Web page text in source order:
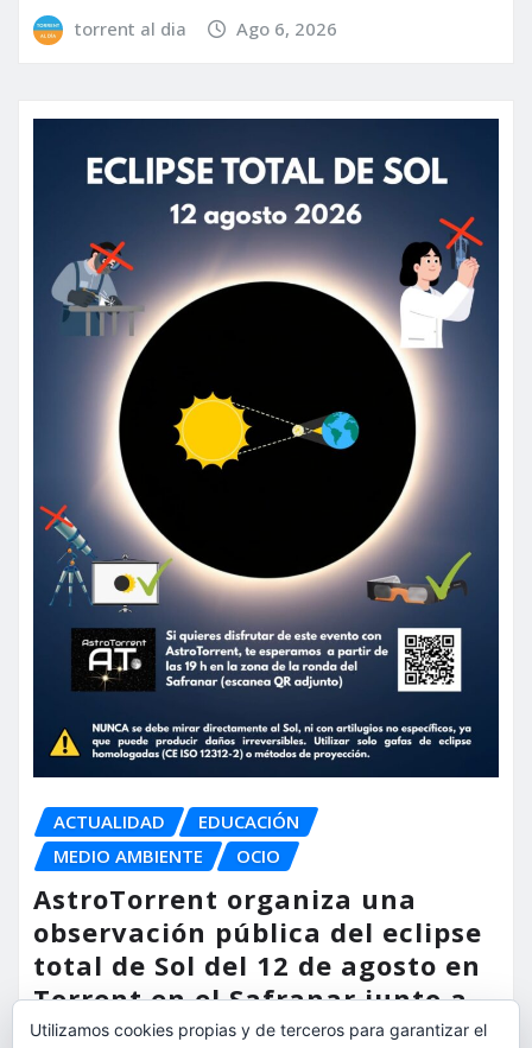
torrent al dia Ago 6, 2026
ACTUALIDAD
EDUCACIÓN
MEDIO AMBIENTE
OCIO
AstroTorrent organiza una
observación pública del eclipse
total de Sol del 12 de agosto en
Torrent en el Safranar junto a
las vías del AVE
Utilizamos cookies propias y de terceros para garantizar el